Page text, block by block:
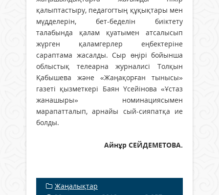
қалыптастыру, педагогтың құқықтары мен
мүдделерін, бет-беделін биіктету
талабында қалам қуатымен атсалысып
жүрген қаламгерлер еңбектеріне
сараптама жасалды. Сыр өңірі бойынша
облыстық телеарна журналисі Толқын
Қабышева және «Жаңақорған тынысы»
газеті қызметкері Баян Үсейінова «Ұстаз
жанашыры» номинациясымен
марапатталып, арнайы сый-сияпатқа ие
болды.
Айнұр СЕЙДЕМЕТОВА.
Жаңалықтар